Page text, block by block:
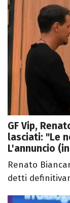
GF Vip,
lasciati: "Le
L'annuncio
Renato
detti